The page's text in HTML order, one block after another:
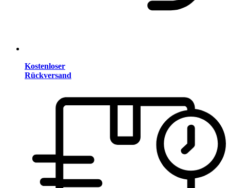
Kostenloser
Rückversand